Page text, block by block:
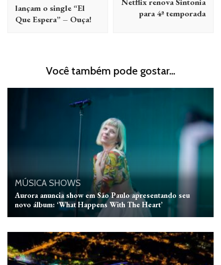
post
lançam o single “El
Que Espera” – Ouça!
para 4ª temporada
Você também pode gostar...
MÚSICA SHOWS
Aurora anuncia show em São Paulo apresentando seu
novo álbum: ‘What Happens With The Heart’